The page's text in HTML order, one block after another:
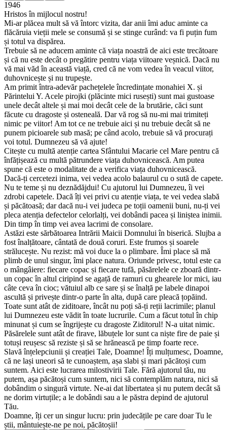
1946
Hristos în mijlocul nostru!
Mi-ar plăcea mult să vă întorc vizita, dar anii îmi aduc aminte ca
flăcăruia vieții mele se consumă și se stinge curând: va fi puțin fum
și totul va dispărea.
Trebuie să ne aducem aminte că viața noastră de aici este trecătoare
și că nu este decât o pregătire pentru viața viitoare veșnică. Dacă nu
vă mai văd în această viață, cred că ne vom vedea în veacul viitor,
duhovnicește și nu trupește.
Am primit întra-adevăr pachețelele încredințate monahiei X. și
Părintelui Y. Acele pirojki (plăcinte mici rusești) sunt mai gustoase
unele decât altele și mai moi decât cele de la brutărie, căci sunt
făcute cu dragoste și osteneală. Dar vă rog să nu-mi mai trimiteți
nimic pe viitor! Am tot ce ne trebuie aici și nu trebuie decât să ne
punem picioarele sub masă; pe când acolo, trebuie să vă procurați
voi totul. Dumnezeu să vă ajute!
Citește cu multă atenție cartea Sfântului Macarie cel Mare pentru că
înfățișează cu multă pătrundere viața duhovnicească. Am putea
spune că este o modalitate de a verifica viața duhovnicească.
Dacă-ți cercetezi inima, vei vedea acolo balaurul cu o sută de capete.
Nu te teme și nu deznădăjdui! Cu ajutorul lui Dumnezeu, îi vei
zdrobi capetele. Dacă îți vei privi cu atenție viața, te vei vedea slabă
și păcătoasă; dar dacă nu-i vei judeca pe toții oamenii buni, nu-ți vei
pleca atenția defectelor celorlalți, vei dobândi pacea și liniștea inimii.
Din timp în timp vei avea lacrimi de consolare.
Astăzi este sărbătoarea Intrării Maicii Domnului în biserică. Slujba a
fost înalțătoare, cântată de două coruri. Este frumos și soarele
strălucește. Nu rezist: mă voi duce la o plimbare. Îmi place să mă
plimb de unul singur, îmi place natura. Oriunde privesc, totul este ca
o mângâiere: fiecare copac și fiecare tufă, păsărelele ce zboară dintr-
un copac în altul ciripind se agață de ramuri cu ghearele lor mici, iau
câte ceva în cioc; vătuiul alb ce sare și se înalță pe labele dinapoi
ascultă și privește dintr-o parte în alta, după care pleacă țopăind.
Toate sunt atât de ziditoare, încât nu poți să-ți reții lacrimile; planul
lui Dumnezeu este vădit în toate lucrurile. Cum a făcut totul în chip
minunat și cum se îngrijește cu dragoste Ziditorul! N-a uitat nimic.
Păsărelele sunt atât de firave, lăbuțele lor sunt ca niște fire de paie și
totuși reușesc să reziste și să se hrănească pe timp foarte rece.
Slavă înțelepciunii și creației Tale, Doamne! Îți mulțumesc, Doamne,
că ne lași uneori să te cunoaștem, așa slabi și mari păcătoși cum
suntem. Aici este lucrarea milostivirii Tale. Fără ajutorul tău, nu
putem, așa păcătoși cum suntem, nici să contemplăm natura, nici să
dobândim o singură virtute. Ne-ai dat libertatea și nu putem decât să
ne dorim virtuțile; a le dobândi sau a le păstra depind de ajutorul
Tău.
Doamne, îți cer un singur lucru: prin judecățile pe care doar Tu le
știi, mântuiește-ne pe noi, păcătoșii!